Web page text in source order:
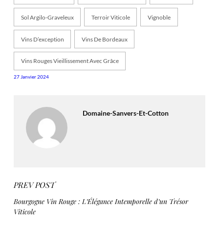
Sol Argilo-Graveleux Terroir Viticole Vignoble
Vins D’exception Vins De Bordeaux
Vins Rouges Vieillissement Avec Grâce
27 Janvier 2024
Domaine-Sanvers-Et-Cotton
PREV POST
Bourgogne Vin Rouge : L’Élégance Intemporelle d’un Trésor
Viticole